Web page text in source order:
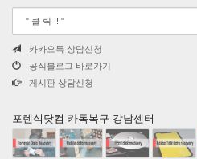
카카오톡 상담신청
공식블로그 바로가기
게시판 상담신청
포렌식닷컴 카톡복구 강남센터